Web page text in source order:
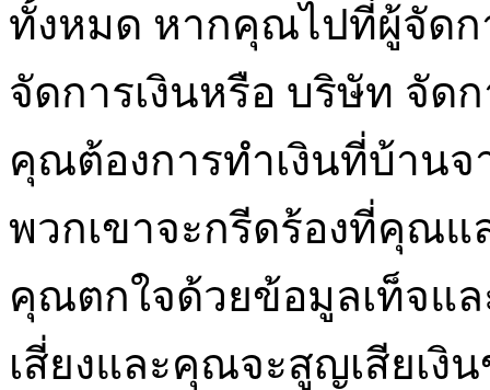
ทั้งหมด หากคุณไปที่ผู้จัดก
จัดการเงินหรือ บริษัท จัด
คุณต้องการทำเงินที่บ้าน
พวกเขาจะกรีดร้องที่คุณ
คุณตกใจด้วยข้อมูลเท็จแ
เสี่ยงและคุณจะสูญเสียเงิ